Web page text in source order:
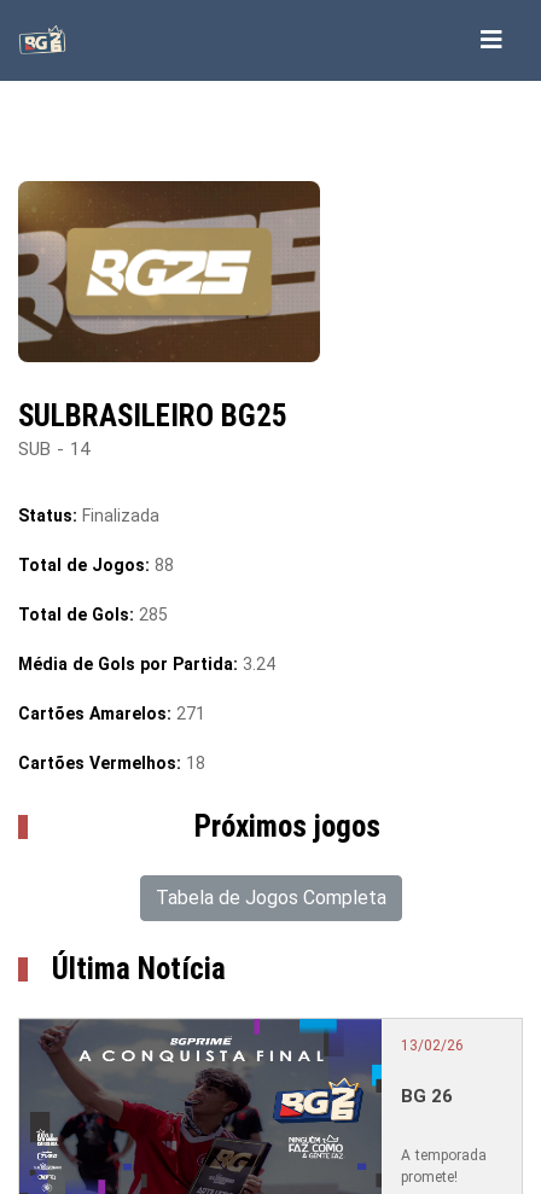
SULBRASILEIRO BG25
SUB - 14
Status: Finalizada
Total de Jogos: 88
Total de Gols: 285
Média de Gols por Partida: 3.24
Cartões Amarelos: 271
Cartões Vermelhos: 18
Próximos jogos
Tabela de Jogos Completa
Última Notícia
13/02/26
BG 26
A temporada
promete!